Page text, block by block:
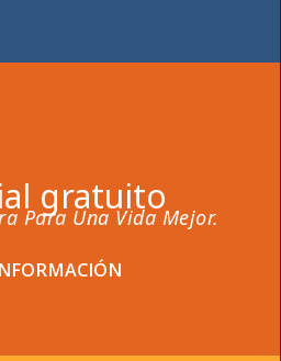
gratuito
Para Una Vida Mejor.